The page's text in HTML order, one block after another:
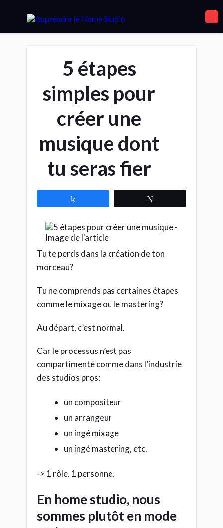
5 étapes
simples pour
créer une
musique dont
tu seras fier
Tu te perds dans la création de ton
morceau?
Tu ne comprends pas certaines étapes
comme le mixage ou le mastering?
Au départ, c’est normal.
Car le processus n’est pas
compartimenté comme dans l’industrie
des studios pros:
un compositeur
un arrangeur
un ingé mixage
un ingé mastering, etc.
-> 1 rôle. 1 personne.
En home studio, nous
sommes plutôt en mode